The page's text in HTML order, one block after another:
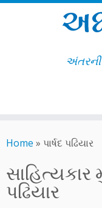
to
અંતરની
Home » પાર્ષદ પઢિયાર
પઢિયાર